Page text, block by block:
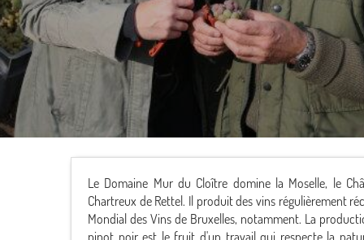
Le Domaine Mur du Cloître domine la Moselle, le
Chartreux de Rettel. Il produit des vins régulièrement
Mondial des Vins de Bruxelles, notamment. La
pinot noir est le fruit d'un travail qui respecte la